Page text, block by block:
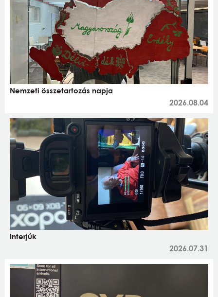
Nemzeti összetartozás napja
2026.08.04
Interjúk
2026.07.31